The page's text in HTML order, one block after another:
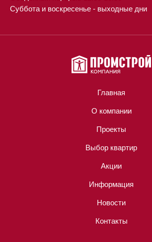
Суббота и воскресенье - выходные дни
Главная
О компании
Проекты
Выбор квартир
Акции
Информация
Новости
Контакты